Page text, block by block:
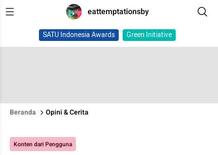
eattemptationsby
SATU Indonesia Awards Green Initiative
Beranda Opini & Cerita
Konten dari Pengguna